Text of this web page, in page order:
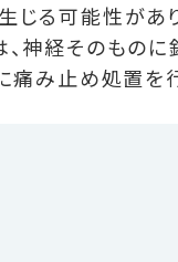
る可能性があり
神経そのもの
痛み止め処置を